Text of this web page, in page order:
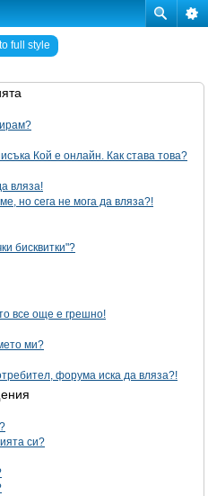
full style
Кой е онлайн. Как става това?
вляза!
но сега не мога да вляза?!
бисквитки"?
все още е грешно!
ми?
форума иска да вляза?!
си?